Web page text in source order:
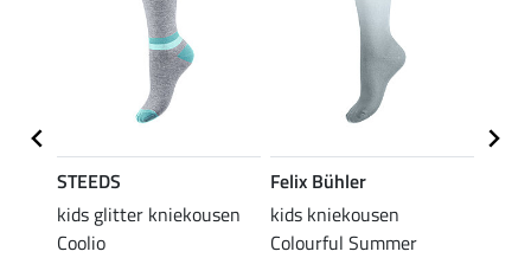
STEEDS
kids glitter kniekousen
Coolio
Felix Bühler
kids kniekousen
Colourful Summer